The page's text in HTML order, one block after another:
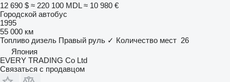
12 690 $ ≈ 220 100 MDL ≈ 10 980 €
Городской автобус
1995
55 000 км
Топливо дизель Правый руль ✓ Количество мест 26
Япония
EVERY TRADING Co Ltd
Связаться с продавцом